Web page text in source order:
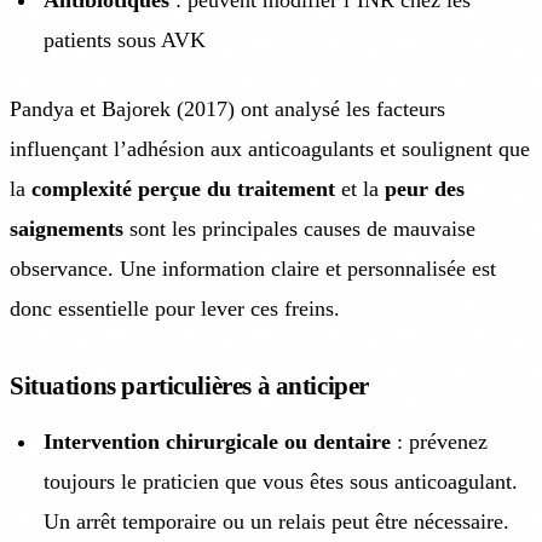
patients sous AVK
Pandya et Bajorek (2017) ont analysé les facteurs
influençant l’adhésion aux anticoagulants et soulignent que
la complexité perçue du traitement et la peur des
saignements sont les principales causes de mauvaise
observance. Une information claire et personnalisée est
donc essentielle pour lever ces freins.
Situations particulières à anticiper
Intervention chirurgicale ou dentaire : prévenez
toujours le praticien que vous êtes sous anticoagulant.
Un arrêt temporaire ou un relais peut être nécessaire.